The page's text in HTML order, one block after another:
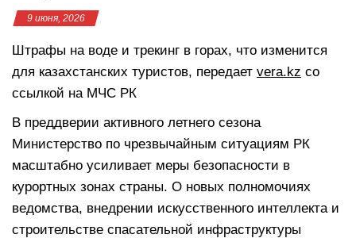
9 июня, 2026
Штрафы на воде и трекинг в горах, что изменится
для казахстанских туристов, передает vera.kz со
ссылкой на МЧС РК
В преддверии активного летнего сезона
Министерство по чрезвычайным ситуациям РК
масштабно усиливает меры безопасности в
курортных зонах страны. О новых полномочиях
ведомства, внедрении искусственного интеллекта и
строительстве спасательной инфраструктуры